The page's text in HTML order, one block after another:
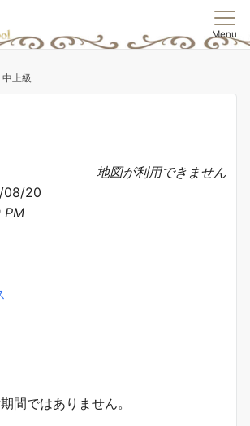
Menu
中上級
地図が利用できません
08/20
PM
間ではありません。